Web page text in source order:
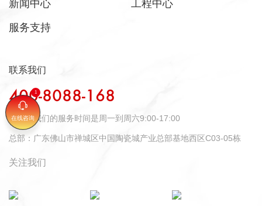
新闻中心 工程中心
服务支持
联系我们
400-8088-168
时间：我们的服务时间是周一到周六9:00-17:00
总部： 广东佛山市禅城区中国陶瓷城产业总部基地西区C03-05栋
关注我们
在线咨询